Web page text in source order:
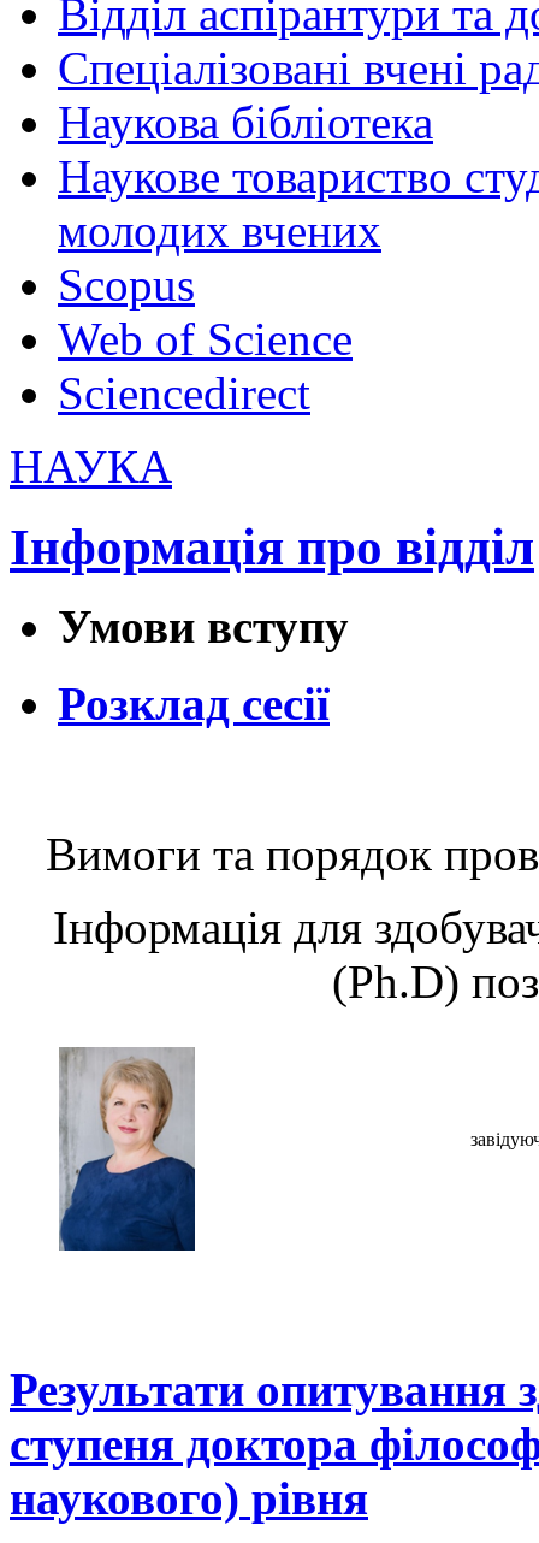
Відділ аспірантури та
Спеціалізовані вчені
Наукова бібліотека
Наукове товариство
молодих вчених
Scopus
Web of Science
Sciencedirect
НАУКА
Інформація про відділ
Умови вступу
Розклад сесії
Вимоги та порядок
Інформація для
(Ph.D)
Результати опитування
ступеня доктора
наукового) рівня